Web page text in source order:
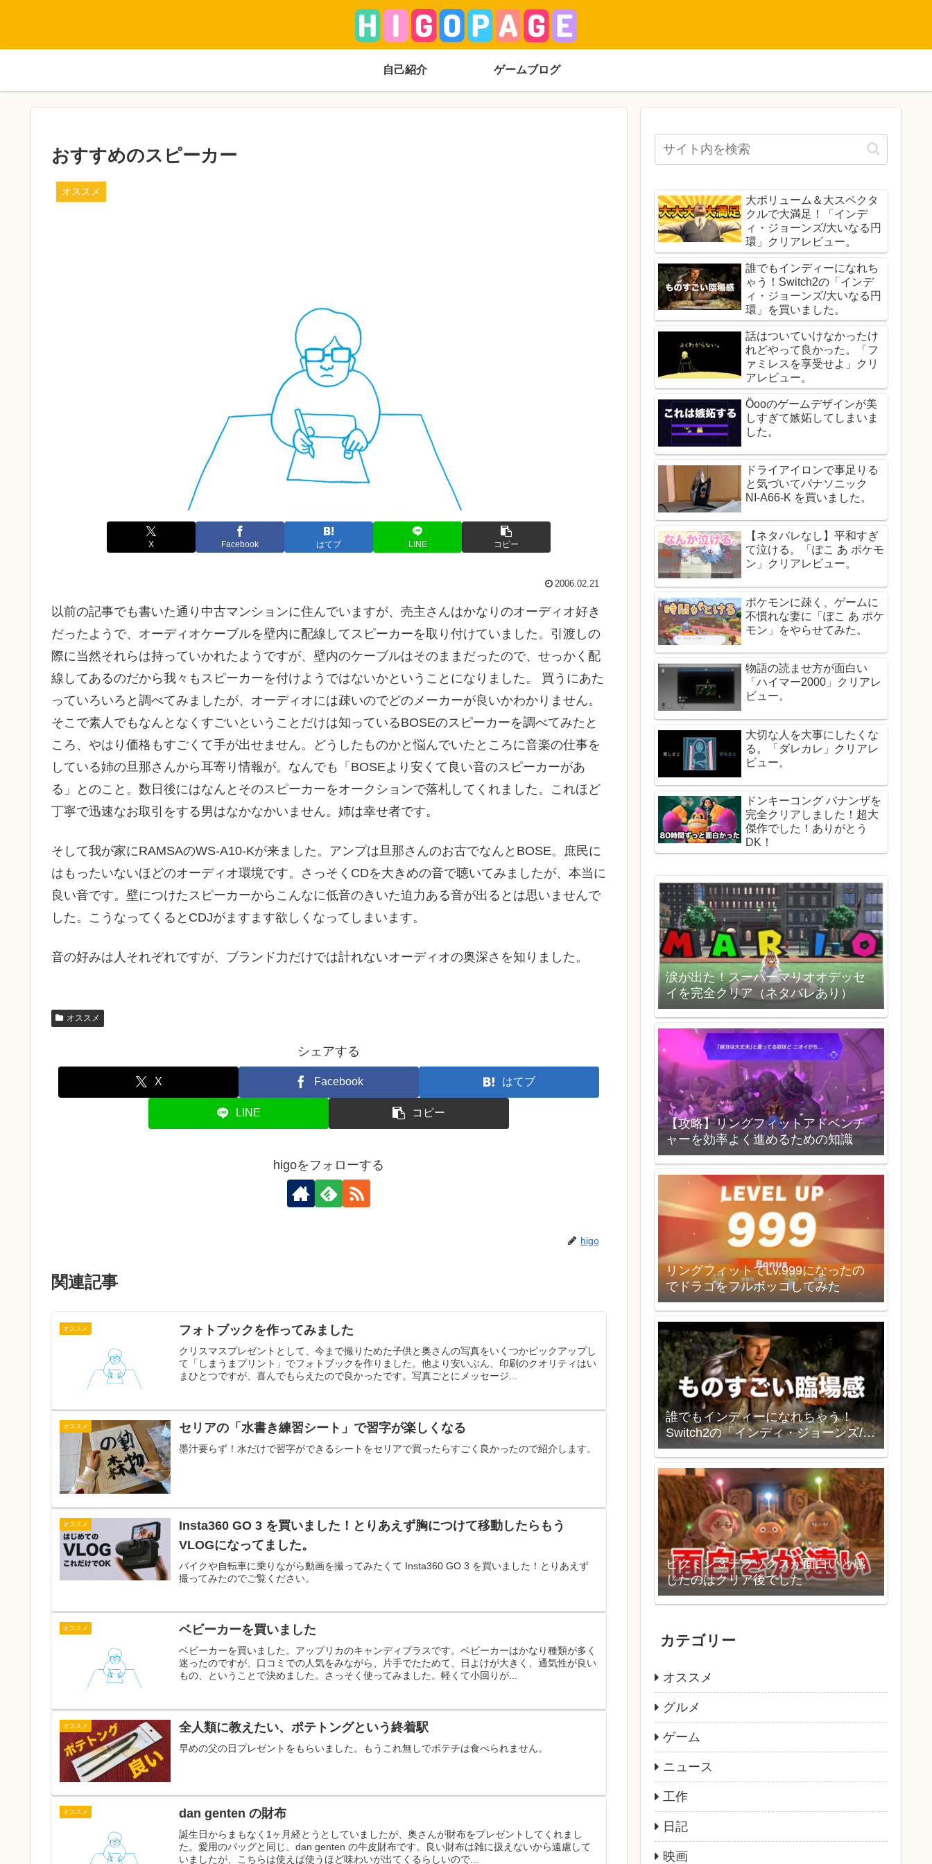
自己紹介 ゲームブログ
おすすめのスピーカー
オススメ
X Facebook はてブ LINE コピー
2006.02.21
以前の記事でも書いた通り中古マンションに住んでいますが、売主さんはかなりのオーディオ好き
だったようで、オーディオケーブルを壁内に配線してスピーカーを取り付けていました。引渡しの
際に当然それらは持っていかれたようですが、壁内のケーブルはそのままだったので、せっかく配
線してあるのだから我々もスピーカーを付けようではないかということになりました。 買うにあた
っていろいろと調べてみましたが、オーディオには疎いのでどのメーカーが良いかわかりません。
そこで素人でもなんとなくすごいということだけは知っているBOSEのスピーカーを調べてみたと
ころ、やはり価格もすごくて手が出せません。どうしたものかと悩んでいたところに音楽の仕事を
している姉の旦那さんから耳寄り情報が。なんでも「BOSEより安くて良い音のスピーカーがあ
る」とのこと。数日後にはなんとそのスピーカーをオークションで落札してくれました。これほど
丁寧で迅速なお取引をする男はなかなかいません。姉は幸せ者です。
そして我が家にRAMSAのWS-A10-Kが来ました。アンプは旦那さんのお古でなんとBOSE。庶民に
はもったいないほどのオーディオ環境です。さっそくCDを大きめの音で聴いてみましたが、本当に
良い音です。壁につけたスピーカーからこんなに低音のきいた迫力ある音が出るとは思いませんで
した。こうなってくるとCDJがますます欲しくなってしまいます。
音の好みは人それぞれですが、ブランド力だけでは計れないオーディオの奥深さを知りました。
オススメ
シェアする
X Facebook はてブ
LINE コピー
higoをフォローする
higo
関連記事
オススメ フォトブックを作ってみました
クリスマスプレゼントとして、今まで撮りためた子供と奥さんの写真をいくつかピックアップし
て「しまうまプリント」でフォトブックを作りました。他より安いぶん、印刷のクオリティはい
まひとつですが、喜んでもらえたので良かったです。写真ごとにメッセージ...
オススメ セリアの「水書き練習シート」で習字が楽しくなる
墨汁要らず！水だけで習字ができるシートをセリアで買ったらすごく良かったので紹介します。
オススメ
Insta360 GO 3 を買いました！とりあえず胸につけて移動したらもう
VLOGになってました。
バイクや自転車に乗りながら動画を撮ってみたくて Insta360 GO 3 を買いました！とりあえず
撮ってみたのでご覧ください。
オススメ ベビーカーを買いました
ベビーカーを買いました。アップリカのキャンディプラスです。ベビーカーはかなり種類が多く
迷ったのですが、口コミでの人気をみながら、片手でたためて、日よけが大きく、通気性が良い
もの、ということで決めました。さっそく使ってみました。軽くて小回りが...
オススメ 全人類に教えたい、ポテトングという終着駅
早めの父の日プレゼントをもらいました。もうこれ無しでポテチは食べられません。
オススメ dan genten の財布
誕生日からまもなく1ヶ月経とうとしていましたが、奥さんが財布をプレゼントしてくれまし
た。愛用のバッグと同じ、dan genten の牛皮財布です。良い財布は雑に扱えないから遠慮して
いましたが、こちらは使えば使うほど味わいが出てくるらしいので...
大ボリューム＆大スペクタ
クルで大満足！「インデ
ィ・ジョーンズ/大いなる円
環」クリアレビュー。
誰でもインディーになれち
ゃう！Switch2の「インデ
ィ・ジョーンズ/大いなる円
環」を買いました。
話はついていけなかったけ
れどやって良かった。「フ
ァミレスを享受せよ」クリ
アレビュー。
Öooのゲームデザインが美
しすぎて嫉妬してしまいま
した。
ドライアイロンで事足りる
と気づいてパナソニック
NI-A66-K を買いました。
【ネタバレなし】平和すぎ
て泣ける。「ぽこ あ ポケモ
ン」クリアレビュー。
ポケモンに疎く、ゲームに
不慣れな妻に「ぽこ あ ポケ
モン」をやらせてみた。
物語の読ませ方が面白い
「ハイマー2000」クリアレ
ビュー。
大切な人を大事にしたくな
る。「ダレカレ」クリアレ
ビュー。
ドンキーコング バナンザを
完全クリアしました！超大
傑作でした！ありがとう
DK！
涙が出た！スーパーマリオオデッセ
イを完全クリア（ネタバレあり）
【攻略】リングフィットアドベンチ
ャーを効率よく進めるための知識
リングフィットでLv.999になったの
でドラゴをフルボッコしてみた
誰でもインディーになれちゃう！
Switch2の「インディ・ジョーンズ/大
いなる円環」を買いました。
ピクミン３デラックスが面白いと感
じたのはクリア後でした
カテゴリー
オススメ
グルメ
ゲーム
ニュース
工作
日記
映画